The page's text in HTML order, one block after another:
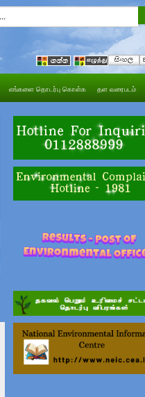
எங்களை தொடர்பு கொள்க தள வரைபடம்